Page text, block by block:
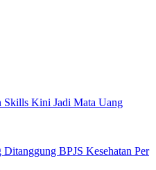
Skills Kini Jadi Mata Uang
BPJS Kesehatan Per